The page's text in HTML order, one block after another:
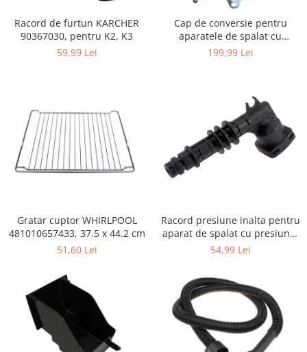
Jucarii si Jocuri
Maternitate
Castroane si adapatori animale
Igiena animale de companie
Mobila si transport animale de
companie
Componente PC
Desktop PC & Monitoare
Imprimante, Scanere &
Consumabile
Periferice PC
Retelistica & Supraveghere
Servere, Componente & UPS
Telecomenzi garaj
Racord de furtun KARCHER
90367030, pentru K2, K3
59,99 Lei
Cap de conversie pentru
aparatele de spalat cu
presiune KARCHER K
199,99 Lei
Gratar cuptor WHIRLPOOL
481010657433, 37.5 x 44.2 cm
51,60 Lei
Racord presiune inalta pentru
aparat de spalat cu presiune,
KARCHER 9.013-355.0, K4/K5
54,99 Lei